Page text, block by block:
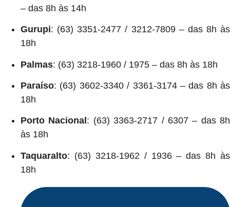
– das 8h às 14h
Gurupi: (63) 3351-2477 / 3212-7809 – das 8h às
18h
Palmas: (63) 3218-1960 / 1975 – das 8h às 18h
Paraíso: (63) 3602-3340 / 3361-3174 – das 8h às
18h
Porto Nacional : (63) 3363-2717 / 6307 – das 8h
às 18h
Taquaralto: (63) 3218-1962 / 1936 – das 8h às
18h